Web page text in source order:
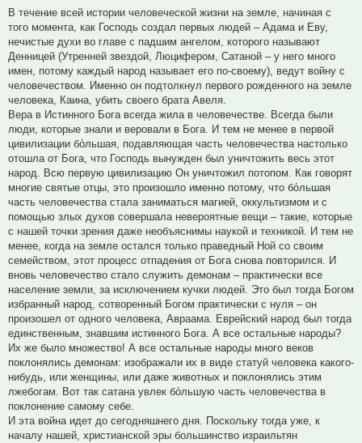
В течение всей истории человеческой жизни на земле, начиная с
того момента, как Господь создал первых людей – Адама и Еву,
нечистые духи во главе с падшим ангелом, которого называют
Денницей (Утренней звездой, Люцифером, Сатаной – у него много
имен, потому каждый народ называет его по-своему), ведут войну с
человечеством. Именно он подтолкнул первого рожденного на земле
человека, Каина, убить своего брата Авеля.
Вера в Истинного Бога всегда жила в человечестве. Всегда были
люди, которые знали и веровали в Бога. И тем не менее в первой
цивилизации бо́льшая, подавляющая часть человечества настолько
отошла от Бога, что Господь вынужден был уничтожить весь этот
народ. Всю первую цивилизацию Он уничтожил потопом. Как говорят
многие святые отцы, это произошло именно потому, что бо́льшая
часть человечества стала заниматься магией, оккультизмом и с
помощью злых духов совершала невероятные вещи – такие, которые
с нашей точки зрения даже необъяснимы наукой и техникой. И тем не
менее, когда на земле остался только праведный Ной со своим
семейством, этот процесс отпадения от Бога снова повторился. И
вновь человечество стало служить демонам – практически все
население земли, за исключением кучки людей. Это был тогда Богом
избранный народ, сотворенный Богом практически с нуля – он
произошел от одного человека, Авраама. Еврейский народ был тогда
единственным, знавшим истинного Бога. А все остальные народы?
Их же было множество! А все остальные народы много веков
поклонялись демонам: изображали их в виде статуй человека какого-
нибудь, или женщины, или даже животных и поклонялись этим
лжебогам. Вот так сатана увлек бо́льшую часть человечества в
поклонение самому себе.
И эта война идет до сегодняшнего дня. Поскольку тогда уже, к
началу нашей, христианской эры большинство израильтян